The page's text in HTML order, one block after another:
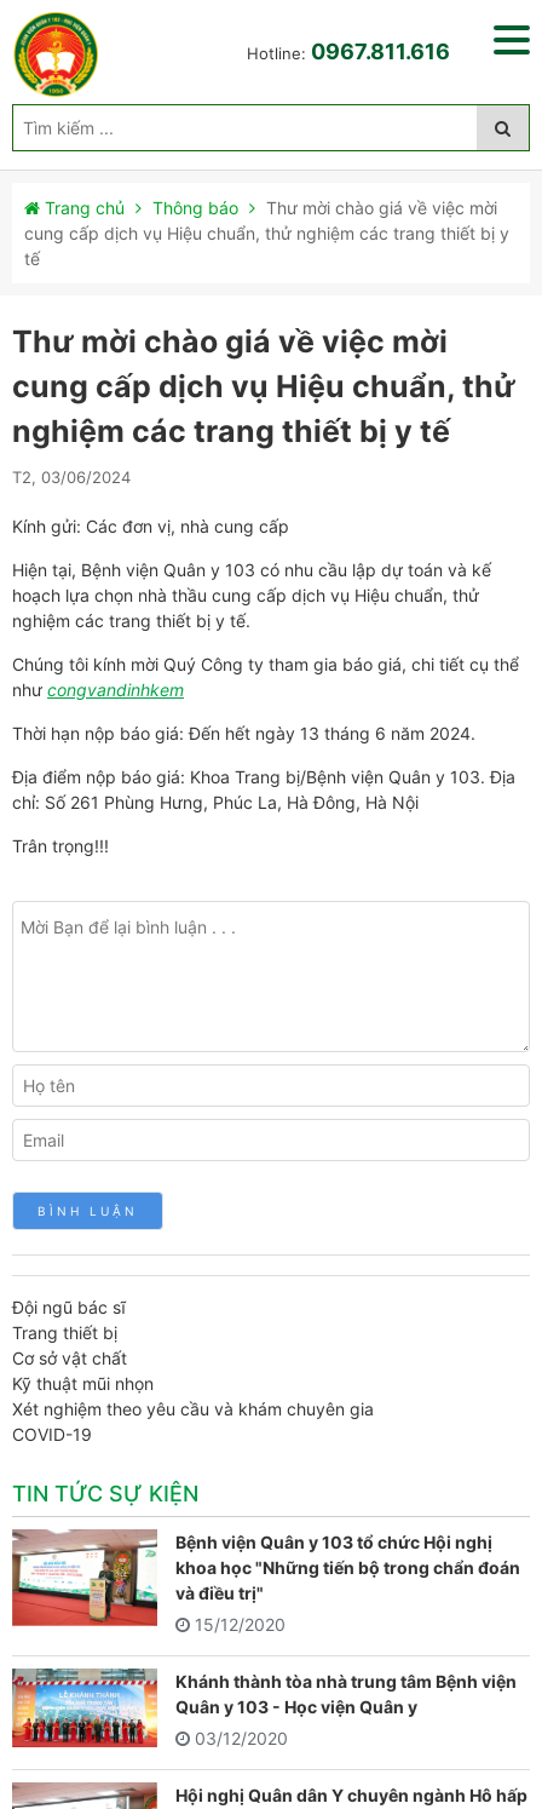
Hotline: 0967.811.616
Trang chủ Thông báo
Thư mời chào giá về việc mời
cung cấp dịch vụ Hiệu chuẩn, thử nghiệm các trang thiết bị y
tế
Thư mời chào giá về việc mời
cung cấp dịch vụ Hiệu chuẩn, thử
nghiệm các trang thiết bị y tế
T2, 03/06/2024
Kính gửi: Các đơn vị, nhà cung cấp
Hiện tại, Bệnh viện Quân y 103 có nhu cầu lập dự toán và kế
hoạch lựa chọn nhà thầu cung cấp dịch vụ Hiệu chuẩn, thử
nghiệm các trang thiết bị y tế.
Chúng tôi kính mời Quý Công ty tham gia báo giá, chi tiết cụ thể
như congvandinhkem
Thời hạn nộp báo giá: Đến hết ngày 13 tháng 6 năm 2024.
Địa điểm nộp báo giá: Khoa Trang bị/Bệnh viện Quân y 103. Địa
chỉ: Số 261 Phùng Hưng, Phúc La, Hà Đông, Hà Nội
Trân trọng!!!
Đội ngũ bác sĩ
Trang thiết bị
Cơ sở vật chất
Kỹ thuật mũi nhọn
Xét nghiệm theo yêu cầu và khám chuyên gia
COVID-19
TIN TỨC SỰ KIỆN
Bệnh viện Quân y 103 tổ chức Hội nghị
khoa học "Những tiến bộ trong chẩn đoán
và điều trị"
15/12/2020
Khánh thành tòa nhà trung tâm Bệnh viện
Quân y 103 - Học viện Quân y
03/12/2020
Hội nghị Quân dân Y chuyên ngành Hô hấp